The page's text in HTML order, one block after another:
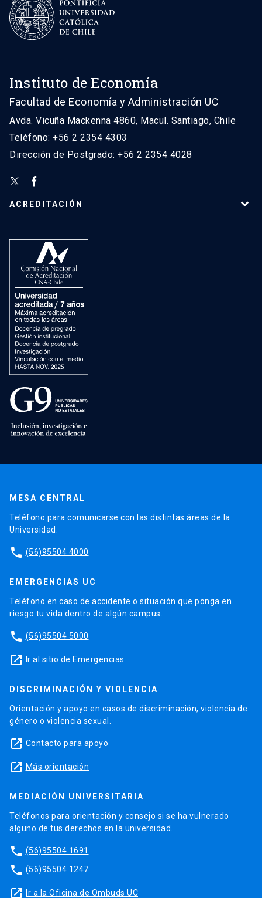
Instituto de Economía
Facultad de Economía y Administración UC
Avda. Vicuña Mackenna 4860, Macul. Santiago, Chile
Teléfono: +56 2 2354 4303
Dirección de Postgrado: +56 2 2354 4028
ACREDITACIÓN
MESA CENTRAL
Teléfono para comunicarse con las distintas áreas de la
Universidad.
phone (56)95504 4000
EMERGENCIAS UC
Teléfono en caso de accidente o situación que ponga en
riesgo tu vida dentro de algún campus.
phone (56)95504 5000
launch Ir al sitio de Emergencias
DISCRIMINACIÓN Y VIOLENCIA
Orientación y apoyo en casos de discriminación, violencia de
género o violencia sexual.
launch Contacto para apoyo
launch Más orientación
MEDIACIÓN UNIVERSITARIA
Teléfonos para orientación y consejo si se ha vulnerado
alguno de tus derechos en la universidad.
phone (56)95504 1691
phone (56)95504 1247
launch Ir a la Oficina de Ombuds UC